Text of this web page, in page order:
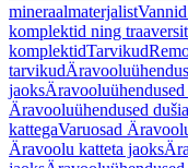
mineraalmaterjalist
komplektid ning
komplektidTarvikud
tarvikud
jaoks
Äravooluühendused
kattegaVaruosad
Äravoolu katteta jaoks